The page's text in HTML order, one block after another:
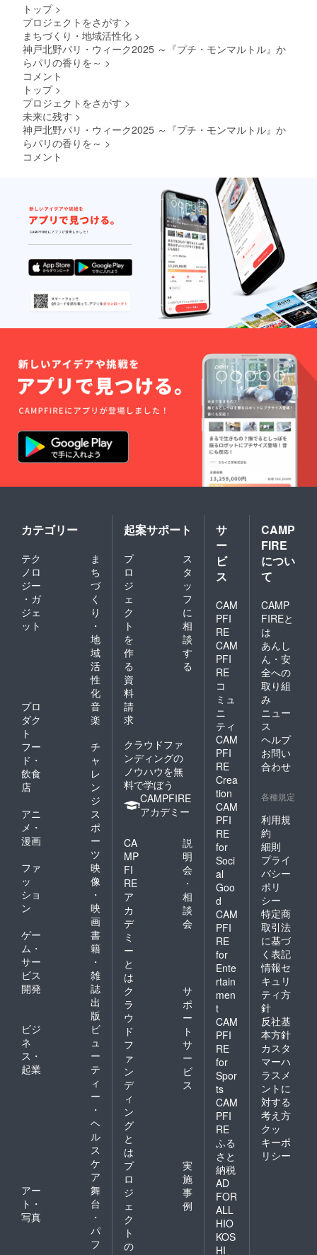
トップ >
プロジェクトをさがす >
まちづくり・地域活性化 >
神戸北野パリ・ウィーク2025 ～『プチ・モンマルトル』か
らパリの香りを～ >
コメント
トップ >
プロジェクトをさがす >
未来に残す >
神戸北野パリ・ウィーク2025 ～『プチ・モンマルトル』か
らパリの香りを～ >
コメント
カテゴリー
テク
ノロ
ジー
・ガ
ジェ
ット
ま
ち
づ
く
り
・
地
域
活
性
化
プロ
ダク
ト
音
楽
フー
ド・
飲食
店
チ
ャ
レ
ン
ジ
アニ
メ・
漫画
ス
ポ
ー
ツ
ファ
ッ
ショ
ン
映
像
・
映
画
ゲー
ム・
サー
ビス
開発
書
籍
・
雑
誌
出
版
ビジ
ネ
ス・
起業
ビ
ュ
ー
テ
ィ
ー
・
ヘ
ル
ス
ケ
ア
アー
ト・
写真
舞
台
・
パ
フ
起案サポート
プ
ロ
ジ
ェ
ク
ト
を
作
る
ス
タ
ッ
フ
に
相
談
す
る
資
料
請
求
クラウドファ
ンディングの
ノウハウを無
料で学ぼう
CAMPFIRE
アカデミー
CA
MP
FI
RE
ア
カ
デ
ミ
ー
と
は
説
明
会
・
相
談
会
ク
ラ
ウ
ド
フ
ァ
ン
デ
ィ
ン
グ
と
は
サ
ポ
ー
ト
サ
ー
ビ
ス
プ
ロ
ジ
ェ
ク
ト
の
実
施
事
例
サ
ー
ビ
ス
CAM
PFI
RE
CAM
PFI
RE
コ
ミュ
ニ
ティ
CAM
PFI
RE
Crea
tion
CAM
PFI
RE
for
Soci
al
Goo
d
CAM
PFI
RE
for
Ente
rtain
men
t
CAM
PFI
RE
for
Spor
ts
CAM
PFI
RE
ふる
さと
納税
AD
FOR
ALL
HIO
KOS
HI
CAMP
FIRE
につい
て
CAMP
FIREと
は
あんし
ん・安
全への
取り組
み
ニュー
ス
ヘルプ
お問い
合わせ
各種規定
利用規
約
細則
プライ
バシー
ポリ
シー
特定商
取引法
に基づ
く表記
情報セ
キュリ
ティ方
針
反社基
本方針
カスタ
マーハ
ラスメ
ントに
対する
考え方
クッ
キーポ
リシー